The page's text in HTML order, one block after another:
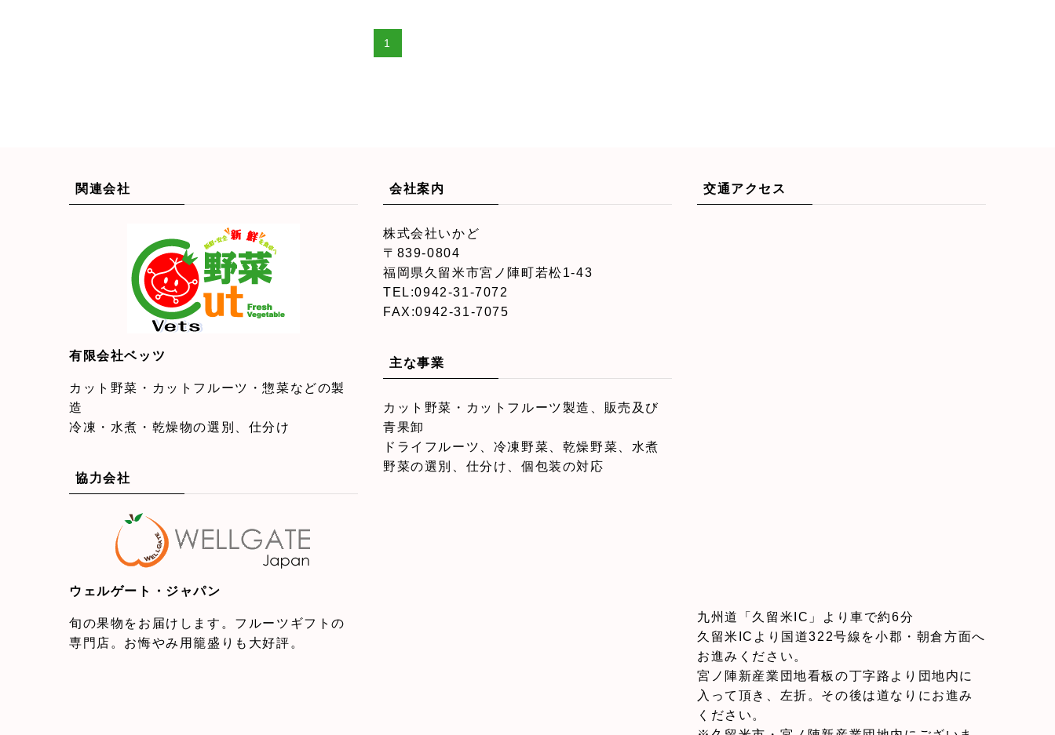
1
関連会社
有限会社ベッツ
カット野菜・カットフルーツ・惣菜などの製
造
冷凍・水煮・乾燥物の選別、仕分け
協力会社
ウェルゲート・ジャパン
旬の果物をお届けします。フルーツギフトの
専門店。お悔やみ用籠盛りも大好評。
会社案内
株式会社いかど
〒839-0804
福岡県久留米市宮ノ陣町若松1-43
TEL:0942-31-7072
FAX:0942-31-7075
主な事業
カット野菜・カットフルーツ製造、販売及び
青果卸
ドライフルーツ、冷凍野菜、乾燥野菜、水煮
野菜の選別、仕分け、個包装の対応
交通アクセス
九州道「久留米IC」より車で約6分
久留米ICより国道322号線を小郡・朝倉方面へ
お進みください。
宮ノ陣新産業団地看板の丁字路より団地内に
入って頂き、左折。その後は道なりにお進み
ください。